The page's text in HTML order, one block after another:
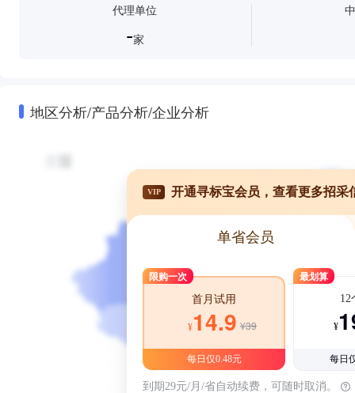
代理单位
-家
地区分析/产品分析/企业分析
VIP 开通寻标宝会员，查看更多招采
单省会员
限购一次
首月试用
¥14.9 ¥39
每日仅0.48元
最划算
12
¥
每日
到期29元/月/省自动续费，可随时取消。